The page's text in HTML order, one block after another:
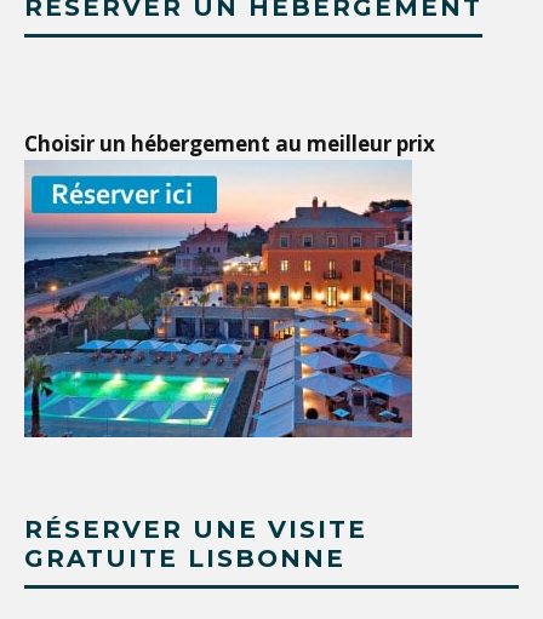
RÉSERVER UN HÉBERGEMENT
Choisir un hébergement au meilleur prix
RÉSERVER UNE VISITE
GRATUITE LISBONNE